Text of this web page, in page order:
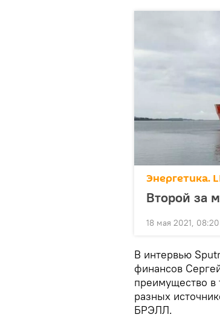
Энергетика.
Второй за
18 мая 2021, 08:20
В интервью
финансов
преимущество в
разных
БРЭЛЛ.